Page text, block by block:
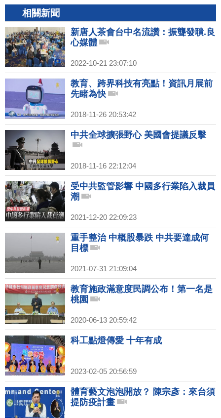
相關新聞
新唐人茶會台中名流讚：振聾發聵.良
心媒體
2022-10-21 23:07:10
教育、跨界科技有亮點！資訊月展前
先睹為快
2018-11-26 20:53:42
中共全球擴張野心 美國會提議反擊
2018-11-16 22:12:04
受中共監管影響 中國多行業陷入裁員
潮
2021-12-20 22:09:23
重手整治 中概股暴跌 中共要達成何
目標
2021-07-31 21:09:04
教育施政滿意度民調公布！第一名是
桃園
2020-06-13 20:59:42
科工點燈傳愛 十年有成
2023-02-05 20:56:59
體育藝文泡泡開放？ 陳宗彥：來台須
提防疫計畫